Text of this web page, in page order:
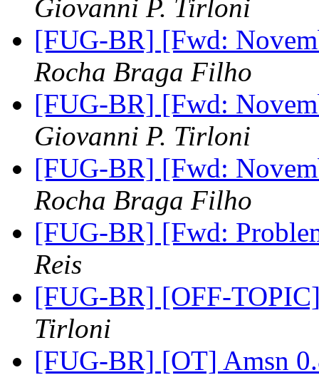
Giovanni P. Tirloni
[FUG-BR] [Fwd:
Rocha Braga Filho
[FUG-BR] [Fwd:
Giovanni P. Tirloni
[FUG-BR] [Fwd:
Rocha Braga Filho
[FUG-BR] [Fwd:
Reis
[FUG-BR] [OFF-
Tirloni
[FUG-BR] [OT] Amsn